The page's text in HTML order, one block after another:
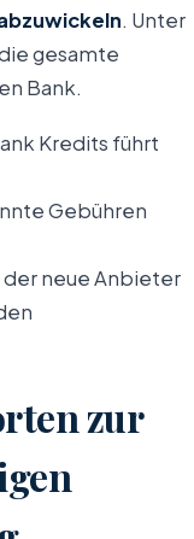
. Unter
gesamte
Bank.
Kredits führt
Gebühren
neue Anbieter
zur